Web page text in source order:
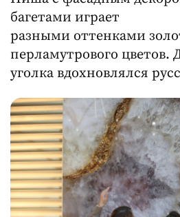
багетами играет
разными оттенками
перламутрового цветов.
уголка вдохновлялся